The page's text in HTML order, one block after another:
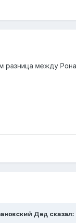
разница между
Дед сказал: